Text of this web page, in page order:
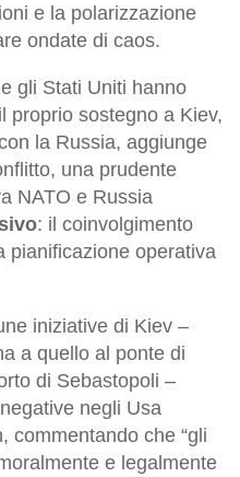
e la polarizzazione
ondate di caos.
gli Stati Uniti hanno
proprio sostegno a Kiev,
la Russia, aggiunge
una prudente
NATO e Russia
: il coinvolgimento
pianificazione operativa
iniziative di Kiev –
a quello al ponte di
di Sebastopoli –
negli Usa
commentando che “gli
e legalmente